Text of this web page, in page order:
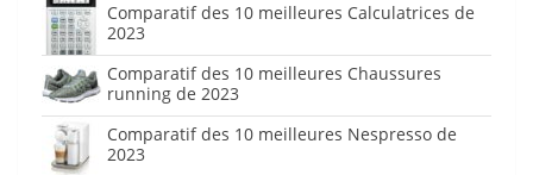
Comparatif des 10 meilleures Calculatrices de
2023
Comparatif des 10 meilleures Chaussures
running de 2023
Comparatif des 10 meilleures Nespresso de
2023